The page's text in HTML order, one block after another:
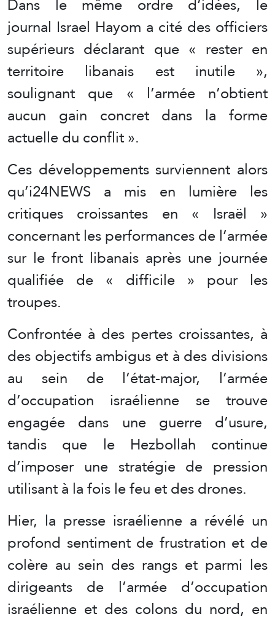
journal Israel Hayom a cité des officiers
supérieurs déclarant que « rester en
territoire libanais est inutile »,
soulignant que « l’armée n’obtient
aucun gain concret dans la forme
actuelle du conflit ».
Ces développements surviennent alors
qu’i24NEWS a mis en lumière les
critiques croissantes en « Israël »
concernant les performances de l’armée
sur le front libanais après une journée
qualifiée de « difficile » pour les
troupes.
Confrontée à des pertes croissantes, à
des objectifs ambigus et à des divisions
au sein de l’état-major, l’armée
d’occupation israélienne se trouve
engagée dans une guerre d’usure,
tandis que le Hezbollah continue
d’imposer une stratégie de pression
utilisant à la fois le feu et des drones.
Hier, la presse israélienne a révélé un
profond sentiment de frustration et de
colère au sein des rangs et parmi les
dirigeants de l’armée d’occupation
israélienne et des colons du nord, en